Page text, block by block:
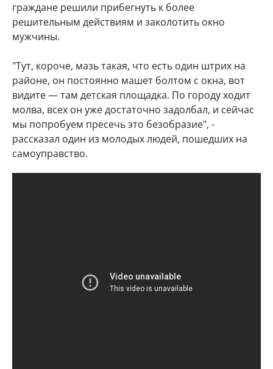
граждане решили прибегнуть к более
решительным действиям и заколотить окно
мужчины.
"Тут, короче, мазь такая, что есть один штрих на
районе, он постоянно машет болтом с окна, вот
видите — там детская площадка. По городу ходит
молва, всех он уже достаточно задолбал, и сейчас
мы попробуем пресечь это безобразие", -
рассказал один из молодых людей, пошедших на
самоуправство.